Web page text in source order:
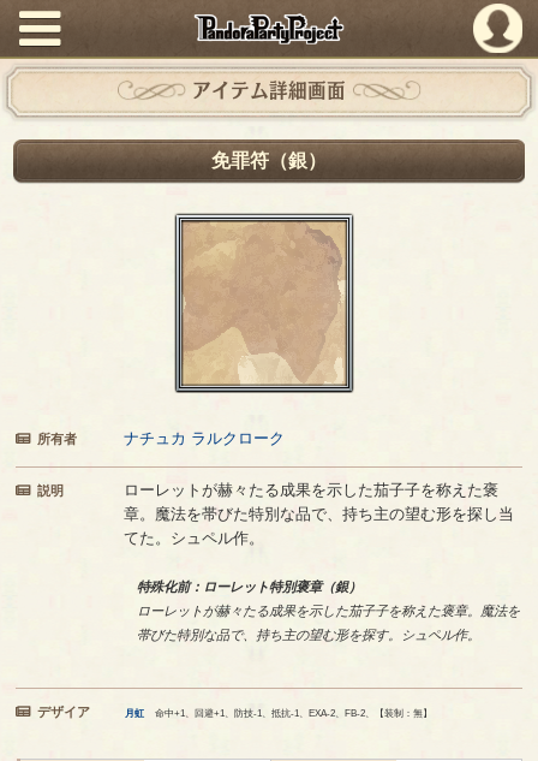
PandoraPartyProject
アイテム詳細画面
免罪符（銀）
所有者 ナチュカ ラルクローク
説明
ローレットが赫々たる成果を示した茄子子を称えた褒
章。魔法を帯びた特別な品で、持ち主の望む形を探し当
てた。シュペル作。
特殊化前：ローレット特別褒章（銀）
ローレットが赫々たる成果を示した茄子子を称えた褒章。魔法を
帯びた特別な品で、持ち主の望む形を探す。シュペル作。
デザイア 月虹 命中+1、回避+1、防技-1、抵抗-1、EXA-2、FB-2、【装制：無】